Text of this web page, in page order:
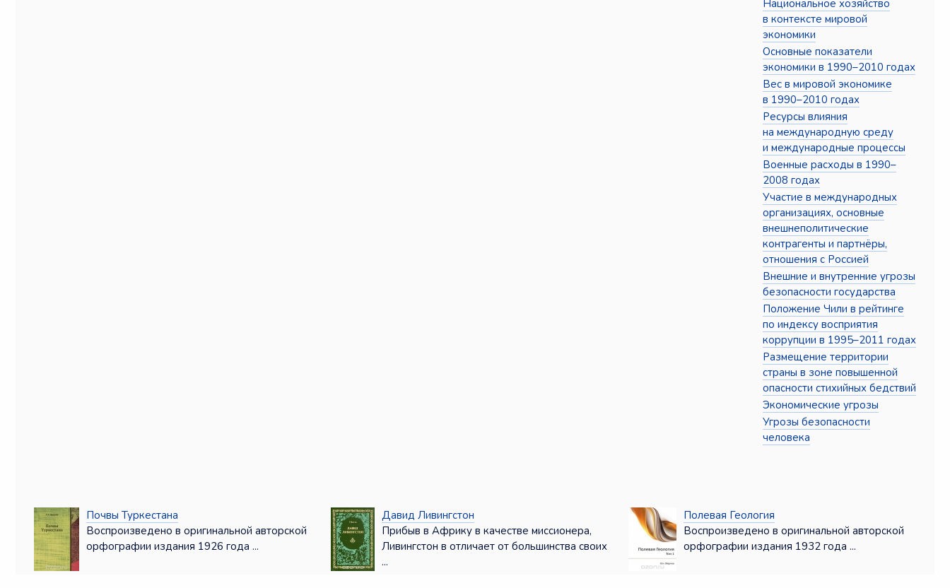
Национальное хозяйство
в контексте мировой
экономики
Основные показатели
экономики в 1990–2010 годах
Вес в мировой экономике
в 1990–2010 годах
Ресурсы влияния
на международную среду
и международные процессы
Военные расходы в 1990–
2008 годах
Участие в международных
организациях, основные
внешнеполитические
контрагенты и партнёры,
отношения с Россией
Внешние и внутренние угрозы
безопасности государства
Положение Чили в рейтинге
по индексу восприятия
коррупции в 1995–2011 годах
Размещение территории
страны в зоне повышенной
опасности стихийных бедствий
Экономические угрозы
Угрозы безопасности
человека
Почвы Туркестана
Воспроизведено в оригинальной авторской
орфографии издания 1926 года ...
Давид Ливингстон
Прибыв в Африку в качестве миссионера,
Ливингстон в отличает от большинства своих
...
Полевая Геология
Воспроизведено в оригинальной авторской
орфографии издания 1932 года ...